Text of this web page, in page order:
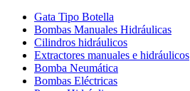
Gata Tipo Botella
Bombas Manuales Hidráulicas
Cilindros hidráulicos
Extractores manuales e hidráulicos
Bomba Neumática
Bombas Eléctricas